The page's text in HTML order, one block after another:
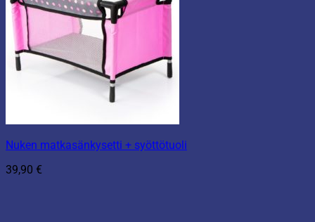
Nuken matkasänkysetti + syöttötuoli
39,90 €